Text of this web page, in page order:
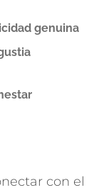
genuina
con el